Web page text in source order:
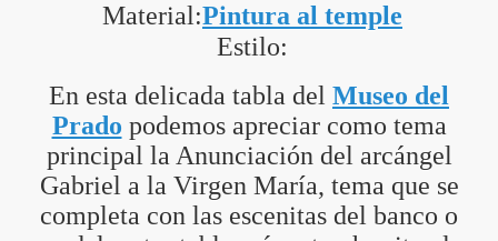
Material:Pintura al temple
Estilo:
En esta delicada tabla del Museo del
Prado podemos apreciar como tema
principal la Anunciación del arcángel
Gabriel a la Virgen María, tema que se
completa con las escenitas del banco o